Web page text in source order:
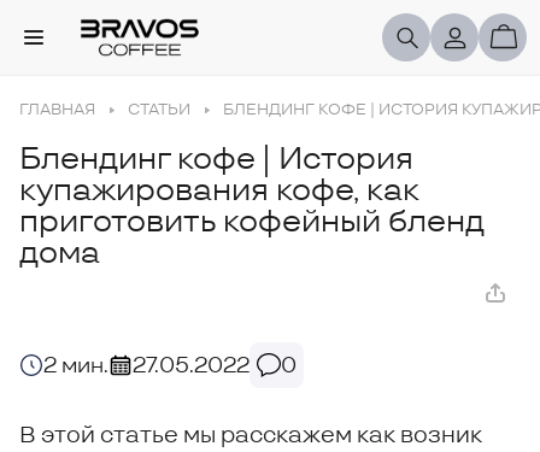
ГЛАВНАЯ СТАТЬИ БЛЕНДИНГ КОФЕ | ИСТОРИЯ
Блендинг кофе | История
купажирования кофе, как
приготовить кофейный бленд
дома
2 мин. 27.05.2022 0
В этой статье мы расскажем как возник